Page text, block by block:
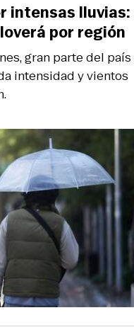
gran parte del país
intensidad y vientos
intensas lluvias:
por región